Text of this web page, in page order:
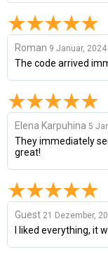
Roman 9 Januar, 2024
The code arrived
Elena Karpuhina 5
They immediately
great!
Guest 21 Dezember,
I liked everything, it